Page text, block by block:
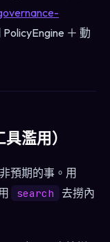
＋ 動
濫用）
預期的事。用
search
去撈內